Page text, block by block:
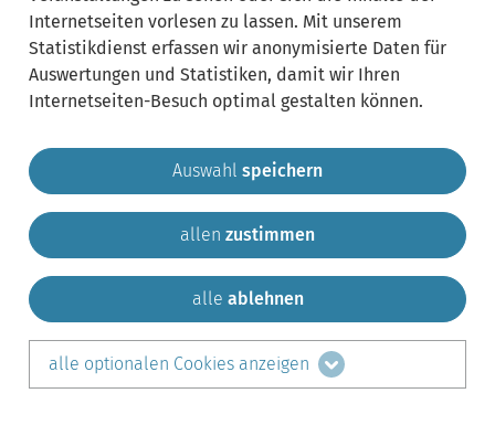
Gemeinde Krailling Impressum
Sitemap
Kontakt
teilen auf:
LinkedIn
Internetseiten vorlesen zu lassen. Mit unserem
Statistikdienst erfassen wir anonymisierte Daten für
Auswertungen und Statistiken, damit wir Ihren
Internetseiten-Besuch optimal gestalten können.
Auswahl speichern
allen zustimmen
alle ablehnen
alle optionalen Cookies anzeigen